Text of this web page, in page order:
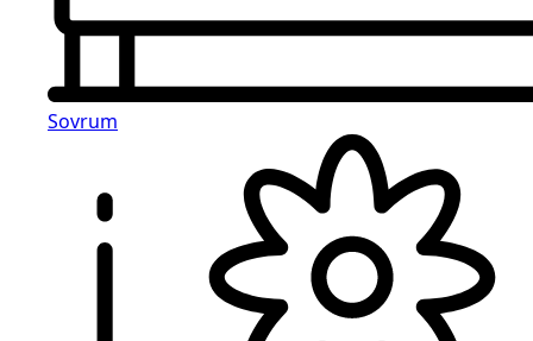
Sovrum